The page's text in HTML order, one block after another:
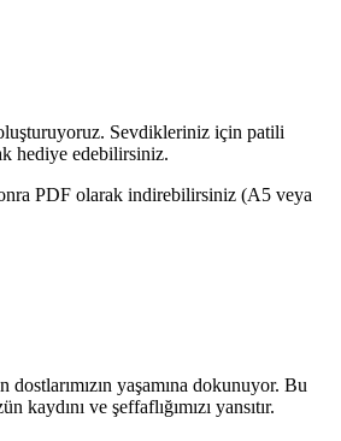
Sevdikleriniz için patili
hediye edebilirsiniz.
PDF olarak indirebilirsiniz (A5 veya
yaşamına dokunuyor. Bu
kaydını ve şeffaflığımızı yansıtır.